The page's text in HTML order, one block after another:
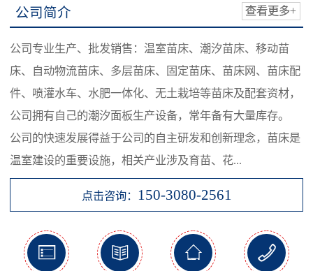
公司简介 查看更多+
公司专业生产、批发销售：温室苗床、潮汐苗床、移动苗
床、自动物流苗床、多层苗床、固定苗床、苗床网、苗床配
件、喷灌水车、水肥一体化、无土栽培等苗床及配套资材，
公司拥有自己的潮汐面板生产设备，常年备有大量库存。
公司的快速发展得益于公司的自主研发和创新理念，苗床是
温室建设的重要设施，相关产业涉及育苗、花...
点击咨询： 150-3080-2561
   